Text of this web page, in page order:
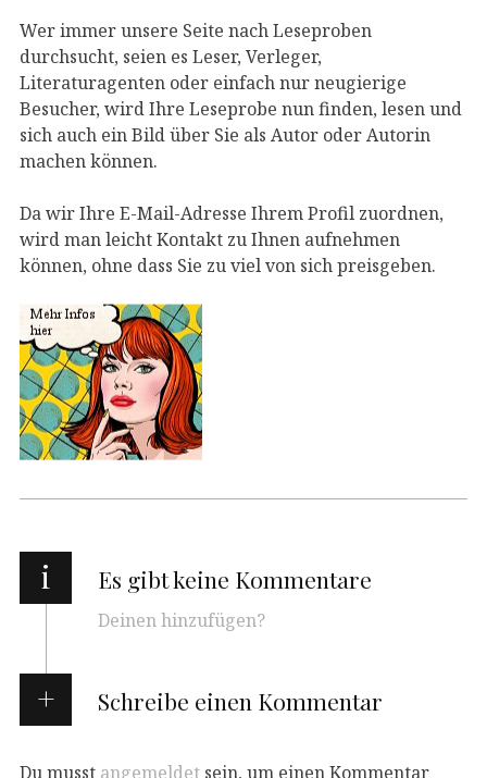
Wer immer unsere Seite nach Leseproben
durchsucht, seien es Leser, Verleger,
Literaturagenten oder einfach nur neugierige
Besucher, wird Ihre Leseprobe nun finden, lesen und
sich auch ein Bild über Sie als Autor oder Autorin
machen können.
Da wir Ihre E-Mail-Adresse Ihrem Profil zuordnen,
wird man leicht Kontakt zu Ihnen aufnehmen
können, ohne dass Sie zu viel von sich preisgeben.
i Es gibt keine Kommentare
Deinen hinzufügen?
Schreibe einen Kommentar
Du musst angemeldet sein, um einen Kommentar